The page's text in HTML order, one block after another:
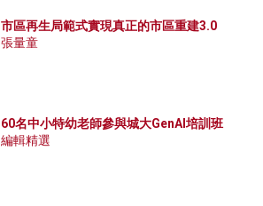
市區再生局範式實現真正的市區重建3.0
張量童
60名中小特幼老師參與城大GenAI培訓班
編輯精選